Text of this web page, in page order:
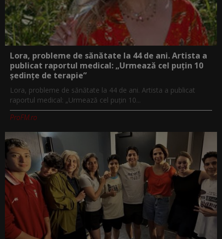
Lora, probleme de sănătate la 44 de ani. Artista a
publicat raportul medical: „Urmează cel puțin 10
ședințe de terapie”
Lora, probleme de sănătate la 44 de ani. Artista a publicat
raportul medical: „Urmează cel puțin 10...
ProFM.ro